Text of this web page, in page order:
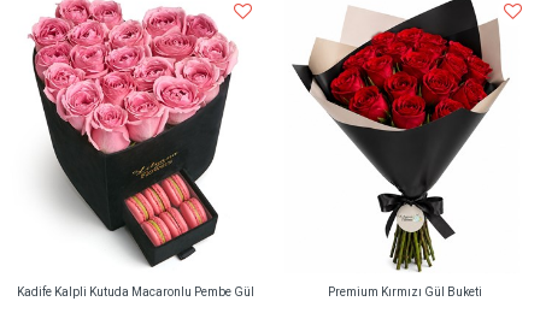
Kadife Kalpli Kutuda Macaronlu Pembe Gül Premium Kırmızı Gül Buketi